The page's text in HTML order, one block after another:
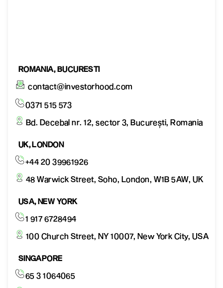
ROMANIA, BUCURESTI
contact@investorhood.com
0371 515 573
Bd. Decebal nr. 12, sector 3, București, Romania
UK, LONDON
+44 20 39961926
48 Warwick Street, Soho, London, W1B 5AW, UK
USA, NEW YORK
1 917 6728494
100 Church Street, NY 10007, New York City, USA
SINGAPORE
65 3 1064065